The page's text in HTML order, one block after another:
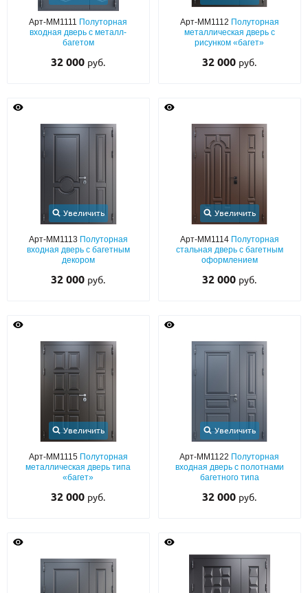
О НАС
Москве и МО
ПН-СБ - с 9:00 до 21:00, ВС - до 19:00
+7 (495) 411-44-41
INFO@META-M.RU
ЗАПРОСИТЬ РАСЧЕТ
Арт-ММ1111 Полуторная
входная дверь с металл-
багетом
32 000 руб.
Арт-ММ1112 Полуторная
металлическая дверь с
рисунком «багет»
32 000 руб.
Увеличить
Арт-ММ1113 Полуторная
входная дверь с багетным
декором
32 000 руб.
Увеличить
Арт-ММ1114 Полуторная
стальная дверь с багетным
оформлением
32 000 руб.
Увеличить
Арт-ММ1115 Полуторная
металлическая дверь типа
«багет»
32 000 руб.
Увеличить
Арт-ММ1122 Полуторная
входная дверь с полотнами
багетного типа
32 000 руб.